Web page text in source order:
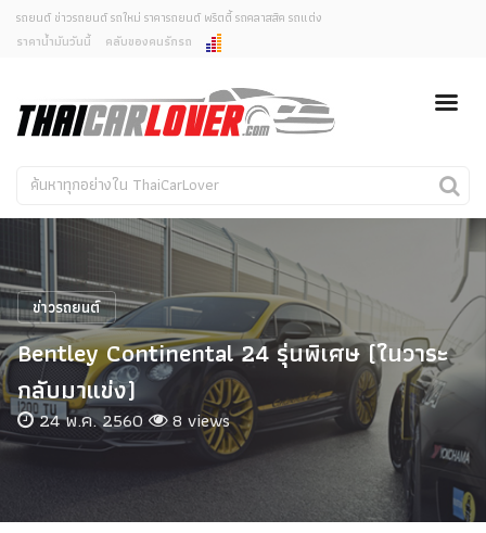
ยกเลิกการแจ้งเตือน
คุณต้องการยกเลิกการแจ้งเตือนข่าวสารเมื่อมีการอัพเดต
ใช่หรือไม่?
ไม่
รถยนต์ ข่าวรถยนต์ รถใหม่ ราคารถยนต์ พริตตี้ รถคลาสสิค รถแต่ง
ราคาน้ำมันวันนี้
คลับของคนรักรถ
รถใหม่
คนรักรถ
รถแต่ง
งานแสดงรถ
Car In The Movie
สเปคราคา รถยนต์
ข่าวรถยนต์
Bentley Continental 24 รุ่นพิเศษ (ในวาระ
กลับมาแข่ง)
24 พ.ค. 2560 8 views